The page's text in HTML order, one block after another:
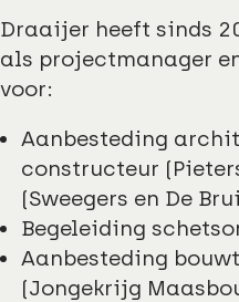
Draaijer heeft sinds
als projectmanager
voor:
Aanbesteding
constructeur
(Sweegers en De
Begeleiding
Aanbesteding
(Jongekrijg